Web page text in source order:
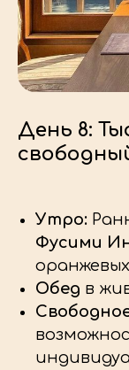
День 8:
Утро:
Фусими
Обед в